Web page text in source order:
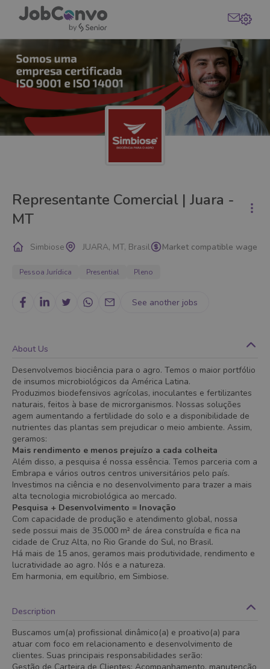
Representante Comercial | Juara -
MT
Simbiose JUARA, MT, Brasil Market compatible wage
Pessoa Jurídica Presential Pleno
See another jobs
About Us
Desenvolvemos biociência para o agro. Temos o maior portfólio
de insumos microbiológicos da América Latina.
Produzimos biodefensivos agrícolas, inoculantes e fertilizantes
naturais, feitos à base de microrganismos. Nossas soluções
agem aumentando a fertilidade do solo e a disponibilidade de
nutrientes das plantas sem prejudicar o meio ambiente. Assim,
geramos:
Mais rendimento e menos prejuízo a cada colheita
Além disso, a pesquisa é nossa essência. Temos parceria com a
Embrapa e vários outros centros universitários pelo país.
Investimos na ciência e no desenvolvimento para trazer a mais
alta tecnologia microbiológica ao mercado.
Pesquisa + Desenvolvimento = Inovação
Com capacidade de produção e atendimento global, nossa
sede possui mais de 35.000 m² de área construída e fica na
cidade de Cruz Alta, no Rio Grande do Sul, no Brasil.
Há mais de 15 anos, geramos mais produtividade, rendimento e
lucratividade ao agro. Nós e a natureza.
Em harmonia, em equilíbrio, em Simbiose.
Description
Buscamos um(a) profissional dinâmico(a) e proativo(a) para
atuar com foco em relacionamento e desenvolvimento de
clientes. Suas principais responsabilidades serão: